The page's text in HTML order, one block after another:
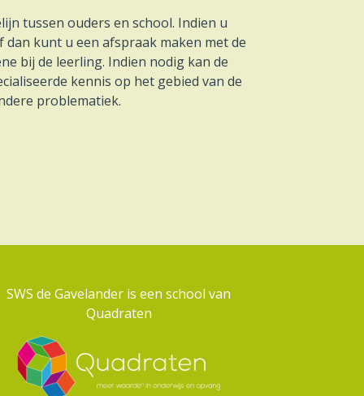
tussen ouders en school. Indien u
kunt u een afspraak maken met de
bij de leerling. Indien nodig kan de
kennis op het gebied van de
problematiek.
SWS de Gavelander is een school van
Quadraten